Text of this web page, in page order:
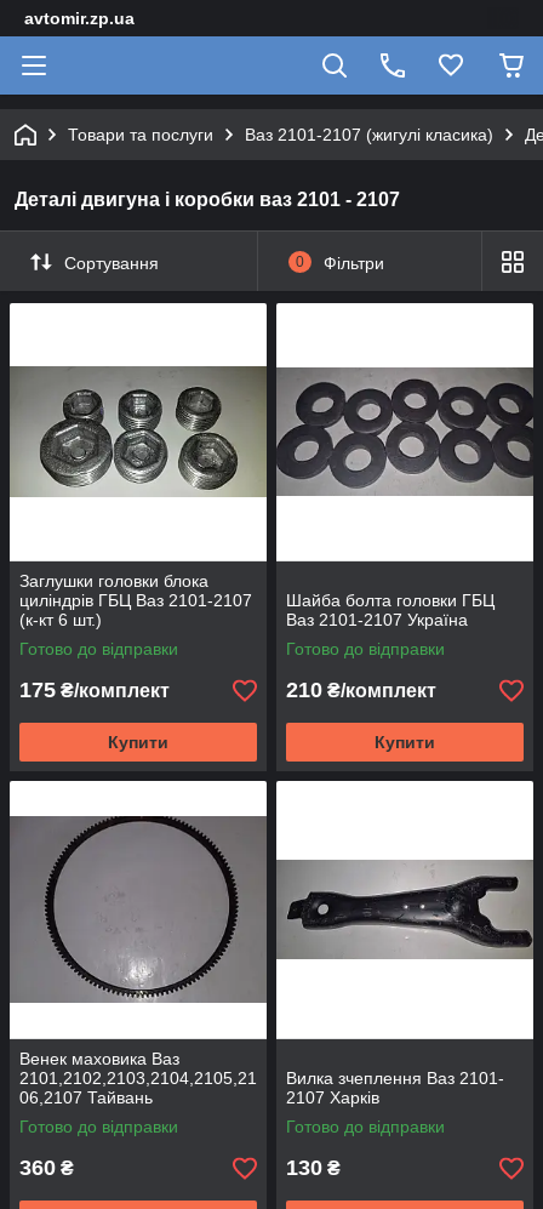
avtomir.zp.ua
Товари та послуги Ваз 2101-2107 (жигулі класика)
Деталі двигуна і коробки ваз 2101 - 2107
Сортування 0 Фільтри
Заглушки головки блока
циліндрів ГБЦ Ваз 2101-2107
(к-кт 6 шт.)
Готово до відправки
175 ₴/комплект
Купити
Шайба болта головки ГБЦ
Ваз 2101-2107 Україна
Готово до відправки
210 ₴/комплект
Купити
Венек маховика Ваз
2101,2102,2103,2104,2105,21
06,2107 Тайвань
Готово до відправки
360 ₴
Вилка зчеплення Ваз 2101-
2107 Харків
Готово до відправки
130 ₴